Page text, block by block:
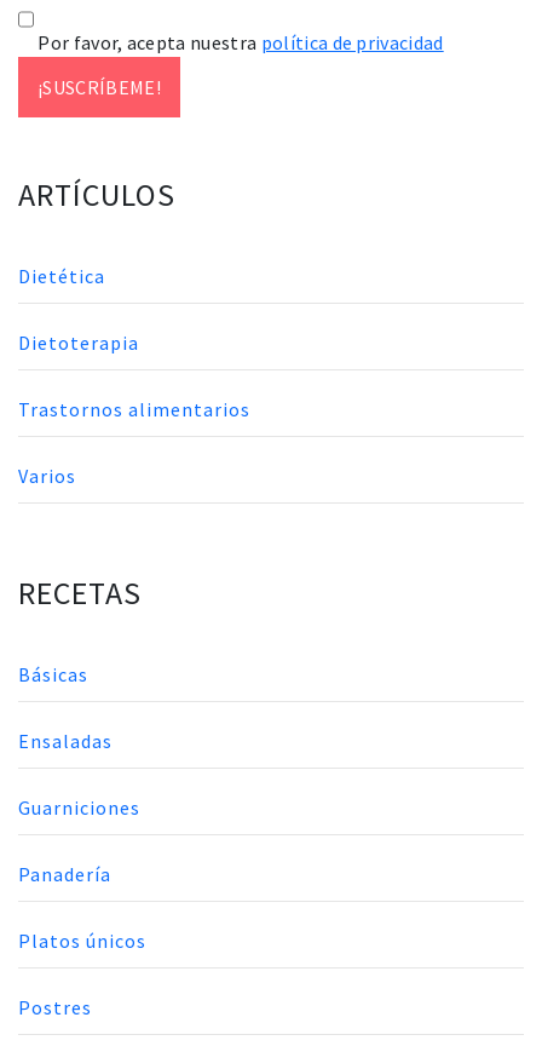
Por favor, acepta nuestra política de privacidad
ARTÍCULOS
Dietética
Dietoterapia
Trastornos alimentarios
Varios
RECETAS
Básicas
Ensaladas
Guarniciones
Panadería
Platos únicos
Postres